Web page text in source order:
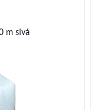
m sivá